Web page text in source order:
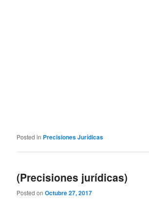
Posted in Precisiones Jurídicas
(Precisiones jurídicas)
Posted onOctubre 27, 2017